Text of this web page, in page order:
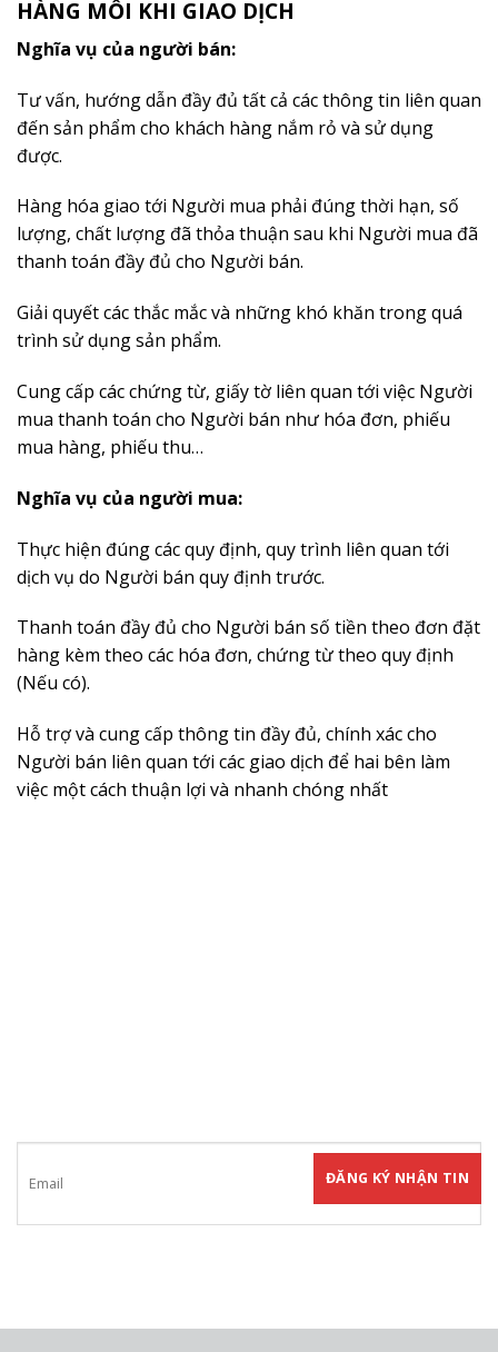
HÀNG MỖI KHI GIAO DỊCH
Nghĩa vụ của người bán:
Tư vấn, hướng dẫn đầy đủ tất cả các thông tin liên quan
đến sản phẩm cho khách hàng nắm rỏ và sử dụng
được.
Hàng hóa giao tới Người mua phải đúng thời hạn, số
lượng, chất lượng đã thỏa thuận sau khi Người mua đã
thanh toán đầy đủ cho Người bán.
Giải quyết các thắc mắc và những khó khăn trong quá
trình sử dụng sản phẩm.
Cung cấp các chứng từ, giấy tờ liên quan tới việc Người
mua thanh toán cho Người bán như hóa đơn, phiếu
mua hàng, phiếu thu…
Nghĩa vụ của người mua:
Thực hiện đúng các quy định, quy trình liên quan tới
dịch vụ do Người bán quy định trước.
Thanh toán đầy đủ cho Người bán số tiền theo đơn đặt
hàng kèm theo các hóa đơn, chứng từ theo quy định
(Nếu có).
Hỗ trợ và cung cấp thông tin đầy đủ, chính xác cho
Người bán liên quan tới các giao dịch để hai bên làm
việc một cách thuận lợi và nhanh chóng nhất